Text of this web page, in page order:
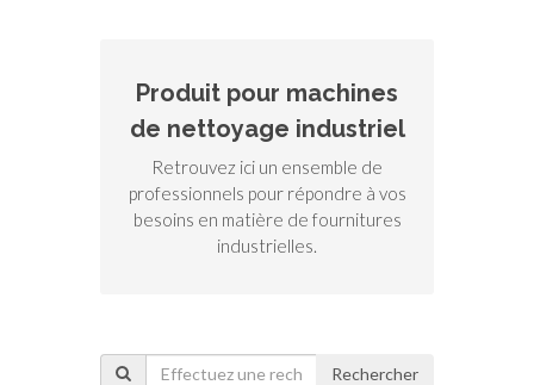
Produit pour machines
de nettoyage industriel
Retrouvez ici un ensemble de
professionnels pour répondre à vos
besoins en matière de fournitures
industrielles.
Rechercher